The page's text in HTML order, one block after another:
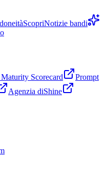
ScopriNotizie bandi
Scorecard
Prompt
Agenzia diShine